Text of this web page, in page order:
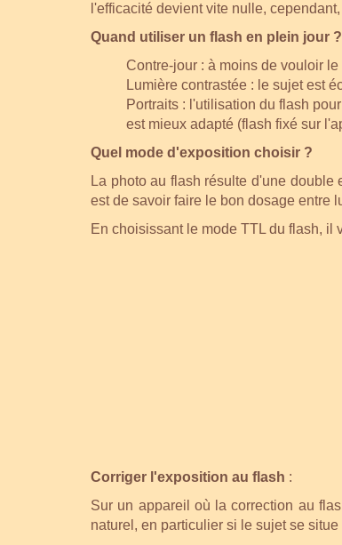
l'efficacité devient vite nulle,
Quand utiliser un flash en plein jour ?
Contre-jour : à moins de vouloir
Lumière contrastée : le sujet est
Portraits : l'utilisation du flash
est mieux adapté (flash fixé sur
Quel mode d'exposition choisir ?
La photo au flash résulte d'une
est de savoir faire le bon dosage entre
En choisissant le mode TTL du flash,
Corriger l'exposition au flash :
Sur un appareil où la correction au
naturel, en particulier si le sujet se